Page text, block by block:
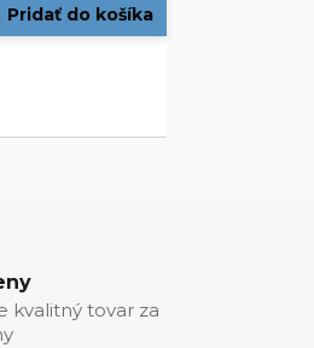
Pridať do košíka
kvalitný tovar za